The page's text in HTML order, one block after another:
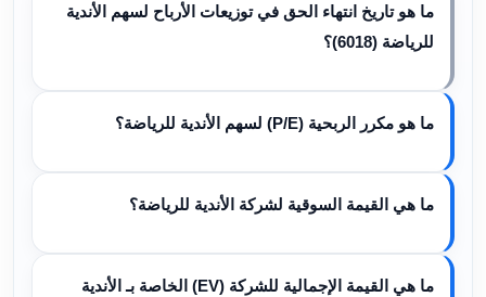
ما هو تاريخ انتهاء الحق في توزيعات الأرباح لسهم الأندية
للرياضة (6018)؟
ما هو مكرر الربحية (P/E) لسهم الأندية للرياضة؟
ما هي القيمة السوقية لشركة الأندية للرياضة؟
ما هي القيمة الإجمالية للشركة (EV) الخاصة بـ الأندية